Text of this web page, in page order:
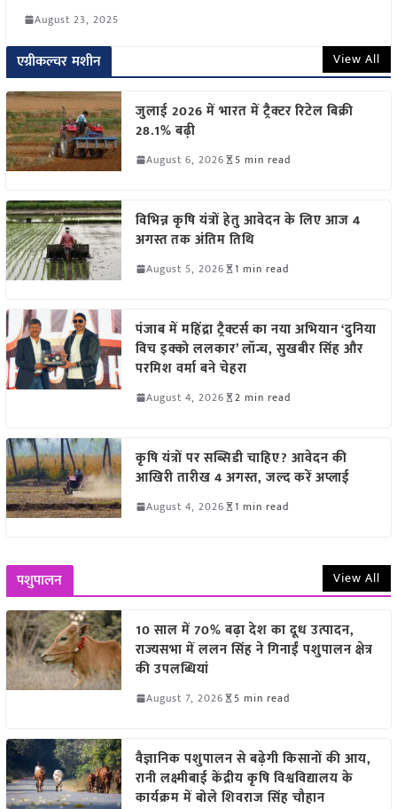
August 23, 2025
एग्रीकल्चर मशीन View All
जुलाई 2026 में भारत में ट्रैक्टर रिटेल बिक्री
28.1% बढ़ी
August 6, 2026 5 min read
विभिन्न कृषि यंत्रों हेतु आवेदन के लिए आज 4
अगस्त तक अंतिम तिथि
August 5, 2026 1 min read
पंजाब में महिंद्रा ट्रैक्टर्स का नया अभियान ‘दुनिया
विच इक्को ललकार’ लॉन्च, सुखबीर सिंह और
परमिश वर्मा बने चेहरा
August 4, 2026 2 min read
कृषि यंत्रों पर सब्सिडी चाहिए? आवेदन की
आखिरी तारीख 4 अगस्त, जल्द करें अप्लाई
August 4, 2026 1 min read
पशुपालन View All
10 साल में 70% बढ़ा देश का दूध उत्पादन,
राज्यसभा में ललन सिंह ने गिनाईं पशुपालन क्षेत्र
की उपलब्धियां
August 7, 2026 5 min read
वैज्ञानिक पशुपालन से बढ़ेगी किसानों की आय,
रानी लक्ष्मीबाई केंद्रीय कृषि विश्वविद्यालय के
कार्यक्रम में बोले शिवराज सिंह चौहान